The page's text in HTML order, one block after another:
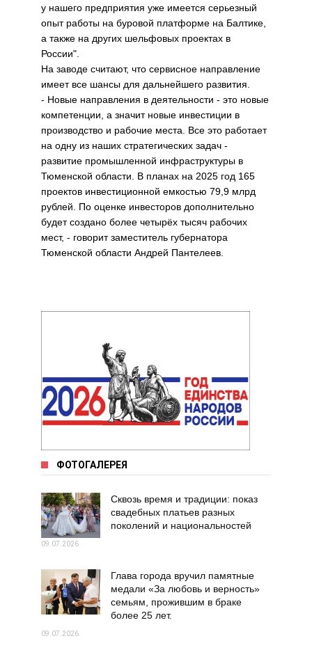
у нашего предприятия уже имеется серьезный
опыт работы на буровой платформе на Балтике,
а также на других шельфовых проектах в
России".
На заводе считают, что сервисное направление
имеет все шансы для дальнейшего развития.
- Новые направления в деятельности - это новые
компетенции, а значит новые инвестиции в
производство и рабочие места. Все это работает
на одну из наших стратегических задач -
развитие промышленной инфраструктуры в
Тюменской области. В планах на 2025 год 165
проектов инвестиционной емкостью 79,9 млрд
рублей. По оценке инвесторов дополнительно
будет создано более четырёх тысяч рабочих
мест, - говорит заместитель губернатора
Тюменской области Андрей Пантелеев.
ФОТОГАЛЕРЕЯ
Сквозь время и традиции: показ
свадебных платьев разных
поколений и национальностей
09.07.2026
Глава города вручил памятные
медали «За любовь и верность»
семьям, прожившим в браке
более 25 лет.
09.07.2026